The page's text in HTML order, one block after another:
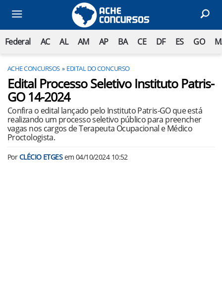
Federal AC AL AM AP BA CE DF ES GO
ACHE CONCURSOS EDITAL DO CONCURSO
Edital Processo Seletivo Instituto Patris-
GO 14-2024
Confira o edital lançado pelo Instituto Patris-GO que está
realizando um processo seletivo público para preencher
vagas nos cargos de Terapeuta Ocupacional e Médico
Proctologista.
PorCLÉCIO ETGESem 04/10/2024 10:52